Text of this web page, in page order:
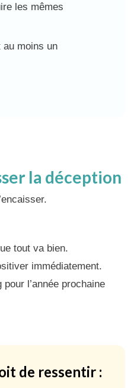
les mêmes
moins un
la déception
tout va bien.
immédiatement.
l’année prochaine
de ressentir :